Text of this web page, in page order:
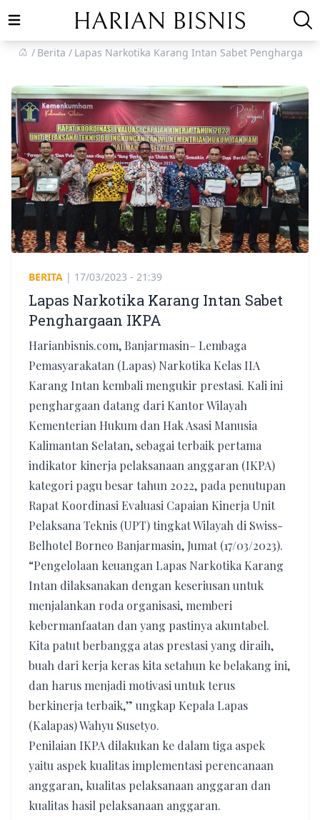
Open main menu
Berita
Lapas Narkotika Karang Intan Sabet Penghargaan
BERITA | 17/03/2023 - 21:39
Lapas Narkotika Karang Intan Sabet
Penghargaan IKPA
Harianbisnis.com, Banjarmasin– Lembaga
Pemasyarakatan (Lapas) Narkotika Kelas IIA
Karang Intan kembali mengukir prestasi. Kali ini
penghargaan datang dari Kantor Wilayah
Kementerian Hukum dan Hak Asasi Manusia
Kalimantan Selatan, sebagai terbaik pertama
indikator kinerja pelaksanaan anggaran (IKPA)
kategori pagu besar tahun 2022, pada penutupan
Rapat Koordinasi Evaluasi Capaian Kinerja Unit
Pelaksana Teknis (UPT) tingkat Wilayah di Swiss-
Belhotel Borneo Banjarmasin, Jumat (17/03/2023).
“Pengelolaan keuangan Lapas Narkotika Karang
Intan dilaksanakan dengan keseriusan untuk
menjalankan roda organisasi, memberi
kebermanfaatan dan yang pastinya akuntabel.
Kita patut berbangga atas prestasi yang diraih,
buah dari kerja keras kita setahun ke belakang ini,
dan harus menjadi motivasi untuk terus
berkinerja terbaik,” ungkap Kepala Lapas
(Kalapas) Wahyu Susetyo.
Penilaian IKPA dilakukan ke dalam tiga aspek
yaitu aspek kualitas implementasi perencanaan
anggaran, kualitas pelaksanaan anggaran dan
kualitas hasil pelaksanaan anggaran.